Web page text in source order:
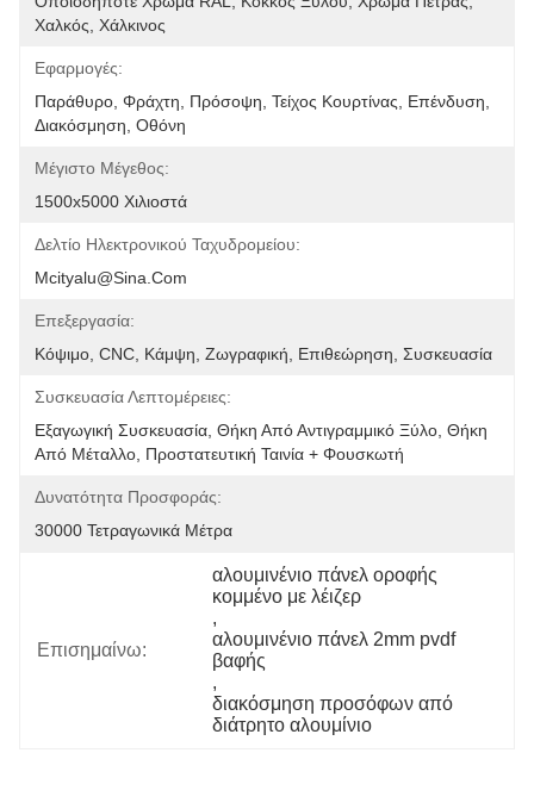
Χαλκός, Χάλκινος
Εφαρμογές:
Παράθυρο, Φράχτη, Πρόσοψη, Τείχος Κουρτίνας, Επένδυση,
Διακόσμηση, Οθόνη
Μέγιστο Μέγεθος:
1500x5000 Χιλιοστά
Δελτίο Ηλεκτρονικού Ταχυδρομείου:
Mcityalu@sina.com
Επεξεργασία:
Κόψιμο, CNC, Κάμψη, Ζωγραφική, Επιθεώρηση, Συσκευασία
Συσκευασία Λεπτομέρειες:
Εξαγωγική Συσκευασία, Θήκη Από Αντιγραμμικό Ξύλο, Θήκη
Από Μέταλλο, Προστατευτική Ταινία + Φουσκωτή
Δυνατότητα Προσφοράς:
30000 Τετραγωνικά Μέτρα
Επισημαίνω:
αλουμινένιο πάνελ οροφής
κομμένο με λέιζερ
,
αλουμινένιο πάνελ 2mm pvdf
βαφής
,
διακόσμηση προσόφων από
διάτρητο αλουμίνιο